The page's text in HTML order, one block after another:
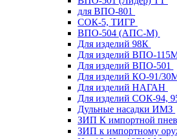
для ВПО-801
СОК-5, ТИГР
ВПО-504 (АПС-М)
Для изделий 98К
Для изделий ВПО-
Для изделий ВПО-501
Для изделий КО-91/
Для изделий НАГАН
Для изделий СОК-94,
Дульные насадки ИМЗ
ЗИП К импортной
ЗИП к импортному